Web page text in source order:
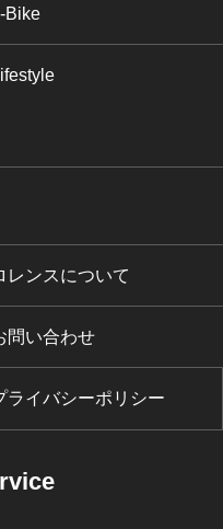
Bike
レンスについて
問い合わせ
ライバシーポリシー